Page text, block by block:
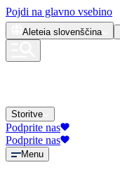
Pojdi na glavno vsebino
Aleteia slovenščina
Storitve
Podprite nas
Podprite nas
Menu